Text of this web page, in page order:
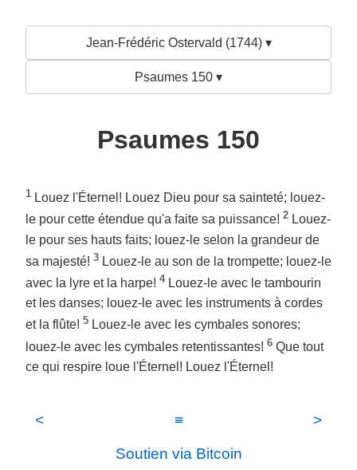
Jean-Frédéric Ostervald (1744) ▾
Psaumes 150 ▾
Psaumes 150
1 Louez l'Éternel! Louez Dieu pour sa sainteté; louez-
le pour cette étendue qu'a faite sa puissance! 2 Louez-
le pour ses hauts faits; louez-le selon la grandeur de
sa majesté! 3 Louez-le au son de la trompette; louez-le
avec la lyre et la harpe! 4 Louez-le avec le tambourin
et les danses; louez-le avec les instruments à cordes
et la flûte! 5 Louez-le avec les cymbales sonores;
louez-le avec les cymbales retentissantes! 6 Que tout
ce qui respire loue l'Éternel! Louez l'Éternel!
< ≡
>
Soutien via Bitcoin